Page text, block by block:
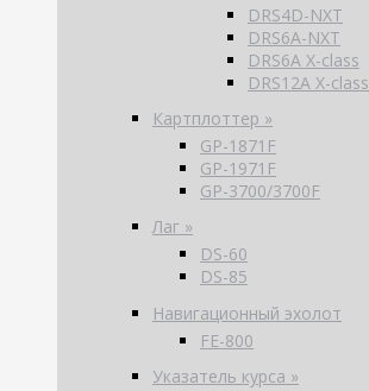
DRS4D-NXT
DRS6A-NXT
DRS6A X-class
DRS12A X-class
Картплоттер »
GP-1871F
GP-1971F
GP-3700/3700F
Лаг »
DS-60
DS-85
Навигационный эхолот
FE-800
Указатель курса »